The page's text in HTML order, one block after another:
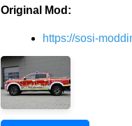
Original Mod:
https://sosi-